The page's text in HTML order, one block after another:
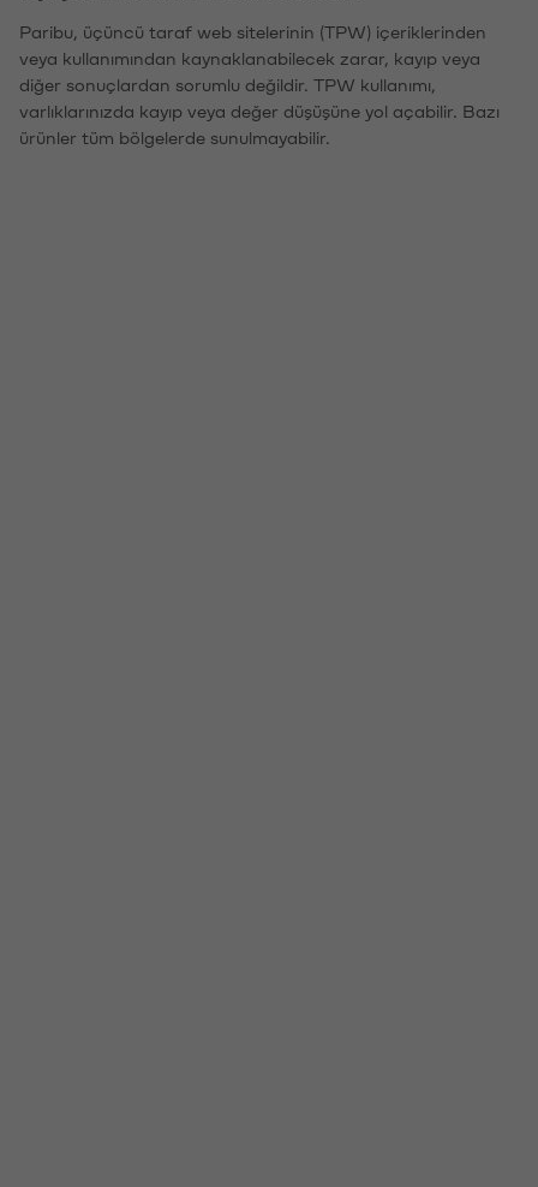
Paribu, üçüncü taraf web sitelerinin (TPW) içeriklerinden
veya kullanımından kaynaklanabilecek zarar, kayıp veya
diğer sonuçlardan sorumlu değildir. TPW kullanımı,
varlıklarınızda kayıp veya değer düşüşüne yol açabilir. Bazı
ürünler tüm bölgelerde sunulmayabilir.